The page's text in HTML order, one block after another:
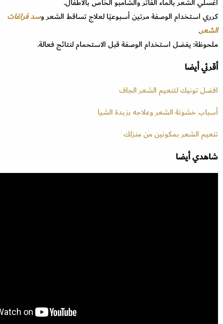
كرري استخدام الوصفة مرتين أسبوعيًا لعلاج تساقط الشعر وسد فراغات
الشعر.
ملحوظة: يفضل استخدام الوصفة قبل الاستحمام لنتائج فعالة.
أقرئي أيضا
افضل تونيك لتنعيم الشعر الجاف
أسباب خشونة الشعر وعلاجه بزبدة الشيا
تنعيم الشعر بمكونين من منزلك
شاهدي أيضا